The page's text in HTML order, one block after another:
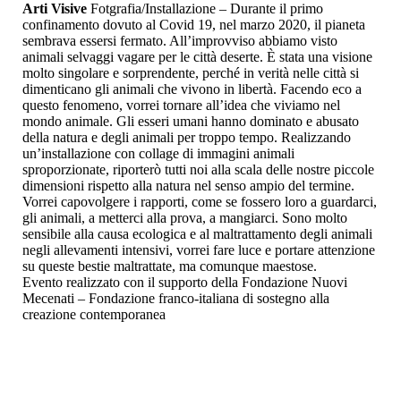
Arti Visive Fotgrafia/Installazione – Durante il primo
confinamento dovuto al Covid 19, nel marzo 2020, il pianeta
sembrava essersi fermato. All’improvviso abbiamo visto
animali selvaggi vagare per le città deserte. È stata una visione
molto singolare e sorprendente, perché in verità nelle città si
dimenticano gli animali che vivono in libertà. Facendo eco a
questo fenomeno, vorrei tornare all’idea che viviamo nel
mondo animale. Gli esseri umani hanno dominato e abusato
della natura e degli animali per troppo tempo. Realizzando
un’installazione con collage di immagini animali
sproporzionate, riporterò tutti noi alla scala delle nostre piccole
dimensioni rispetto alla natura nel senso ampio del termine.
Vorrei capovolgere i rapporti, come se fossero loro a guardarci,
gli animali, a metterci alla prova, a mangiarci. Sono molto
sensibile alla causa ecologica e al maltrattamento degli animali
negli allevamenti intensivi, vorrei fare luce e portare attenzione
su queste bestie maltrattate, ma comunque maestose.
Evento realizzato con il supporto della Fondazione Nuovi
Mecenati – Fondazione franco-italiana di sostegno alla
creazione contemporanea